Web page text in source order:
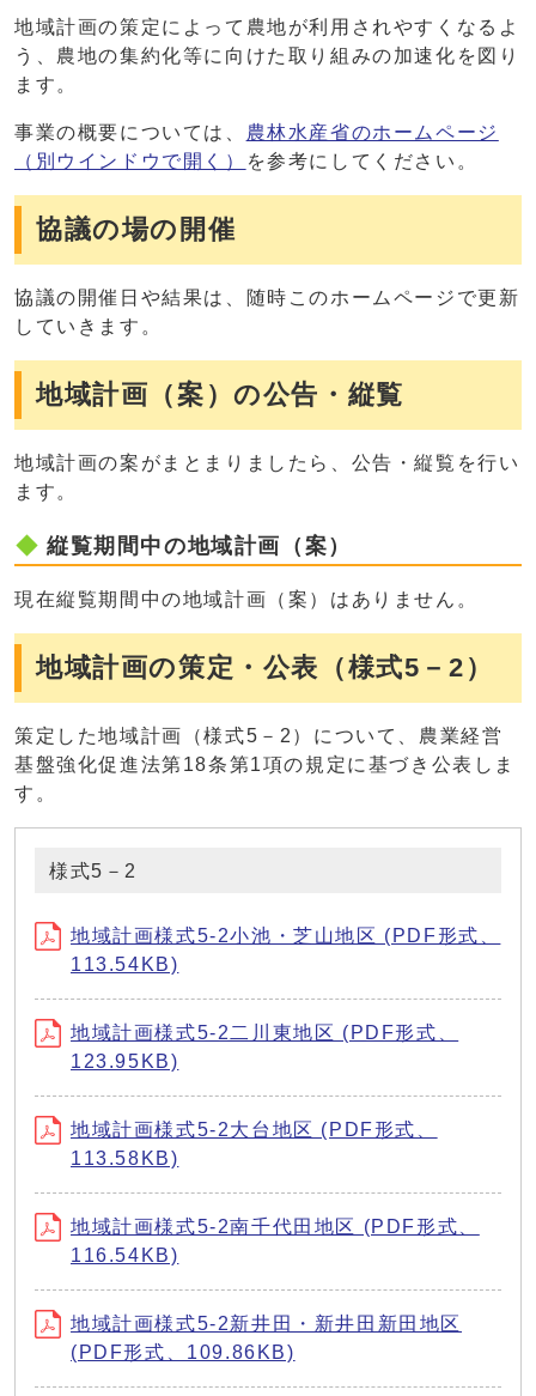
地域計画の策定によって農地が利用されやすくなるよ
う、農地の集約化等に向けた取り組みの加速化を図り
ます。
事業の概要については、 農林水産省のホームページ
（別ウインドウで開く）
を参考にしてください。
協議の場の開催
協議の開催日や結果は、随時このホームページで更新
していきます。
地域計画（案）の公告・縦覧
地域計画の案がまとまりましたら、公告・縦覧を行い
ます。
縦覧期間中の地域計画（案）
現在縦覧期間中の地域計画（案）はありません。
地域計画の策定・公表（様式5－2）
策定した地域計画（様式5－2）について、農業経営
基盤強化促進法第18条第1項の規定に基づき公表しま
す。
様式5－2
地域計画様式5-2小池・芝山地区 (PDF形式、
113.54KB)
地域計画様式5-2二川東地区 (PDF形式、
123.95KB)
地域計画様式5-2大台地区 (PDF形式、
113.58KB)
地域計画様式5-2南千代田地区 (PDF形式、
116.54KB)
地域計画様式5-2新井田・新井田新田地区
(PDF形式、109.86KB)